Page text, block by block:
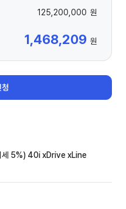
125,200,000 원
1,468,209 원
세 5%) 40i xDrive xLine